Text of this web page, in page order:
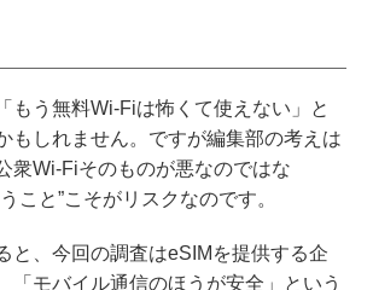
もう無料Wi-Fiは怖くて使えない」と
もしれません。ですが編集部の考えは
衆Wi-Fiそのものが悪なのではな
こと”こそがリスクなのです。
と、今回の調査はeSIMを提供する企
「モバイル通信のほうが安全」という